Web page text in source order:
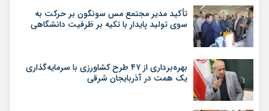
تأکید مدیر مجتمع مس سونگون بر حرکت به
سوی تولید پایدار با تکیه بر ظرفیت دانشگاهی
بهره‌برداری از ۴۷ طرح کشاورزی با سرمایه‌گذاری
یک همت در آذربایجان شرقی